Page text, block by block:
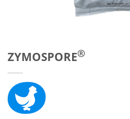
ZYMOSPORE®